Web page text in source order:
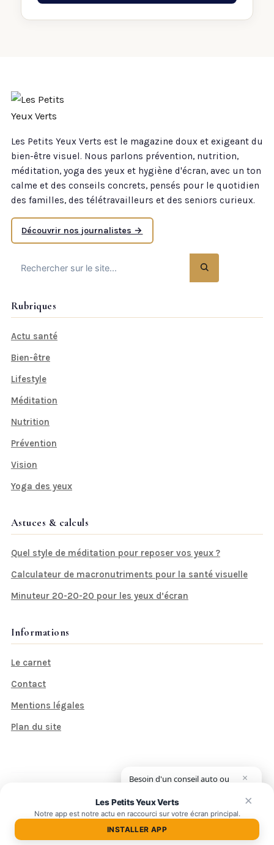
Les Petits Yeux Verts est le magazine doux et exigeant du
bien-être visuel. Nous parlons prévention, nutrition,
méditation, yoga des yeux et hygiène d'écran, avec un ton
calme et des conseils concrets, pensés pour le quotidien
des familles, des télétravailleurs et des seniors curieux.
Découvrir nos journalistes →
Rubriques
Actu santé
Bien-être
Lifestyle
Méditation
Nutrition
Prévention
Vision
Yoga des yeux
Astuces & calculs
Quel style de méditation pour reposer vos yeux ?
Calculateur de macronutriments pour la santé visuelle
Minuteur 20-20-20 pour les yeux d’écran
Informations
Le carnet
Contact
Mentions légales
Plan du site
Conseils éditoriaux : ne remplace jamais l'avis d'un professionnel de
×
Besoin d'un conseil auto ou
×
Les Petits Yeux Verts
Notre app est notre actu en raccourci sur votre écran principal.
INSTALLER APP